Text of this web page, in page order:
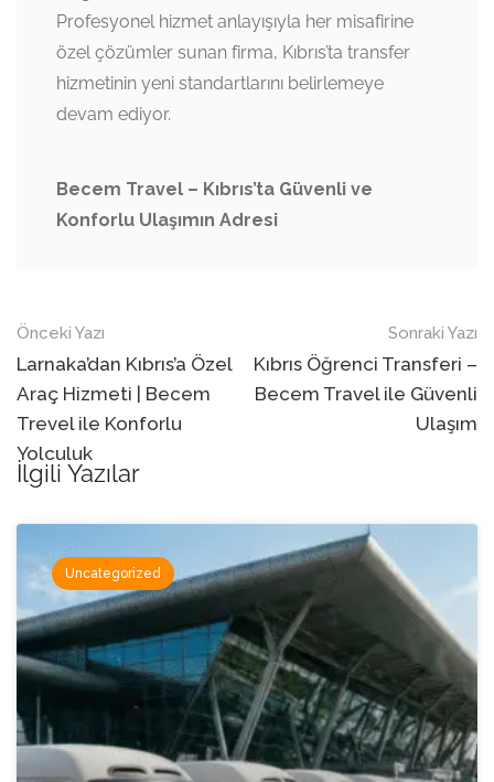
Profesyonel hizmet anlayışıyla her misafirine
özel çözümler sunan firma, Kıbrıs’ta transfer
hizmetinin yeni standartlarını belirlemeye
devam ediyor.
Becem Travel – Kıbrıs’ta Güvenli ve
Konforlu Ulaşımın Adresi
Navigasyon
sonrası
Önceki Yazı
Larnaka’dan Kıbrıs’a Özel
Araç Hizmeti | Becem
Trevel ile Konforlu
Yolculuk
Sonraki Yazı
Kıbrıs Öğrenci Transferi –
Becem Travel ile Güvenli
Ulaşım
İlgili Yazılar
Uncategorized